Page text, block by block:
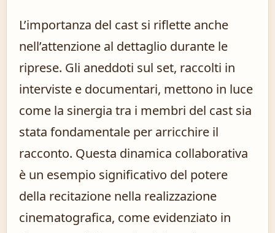
L’importanza del cast si riflette anche
nell’attenzione al dettaglio durante le
riprese. Gli aneddoti sul set, raccolti in
interviste e documentari, mettono in luce
come la sinergia tra i membri del cast sia
stata fondamentale per arricchire il
racconto. Questa dinamica collaborativa
è un esempio significativo del potere
della recitazione nella realizzazione
cinematografica, come evidenziato in